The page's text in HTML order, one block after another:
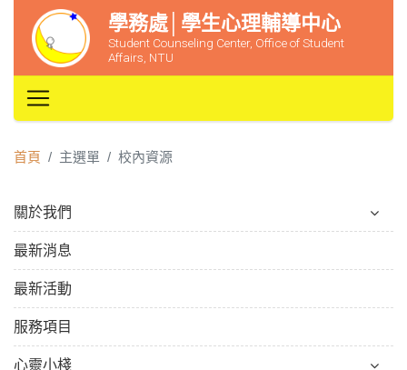
學務處│學生心理輔導中心
Student Counseling Center, Office of Student
Affairs, NTU
首頁 主選單 校內資源
關於我們
最新消息
最新活動
服務項目
心靈小棧